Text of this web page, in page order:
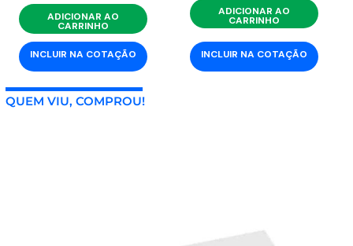
ADICIONAR AO
CARRINHO
INCLUIR NA COTAÇÃO
ADICIONAR AO
CARRINHO
INCLUIR NA COTAÇÃO
QUEM VIU, COMPROU!